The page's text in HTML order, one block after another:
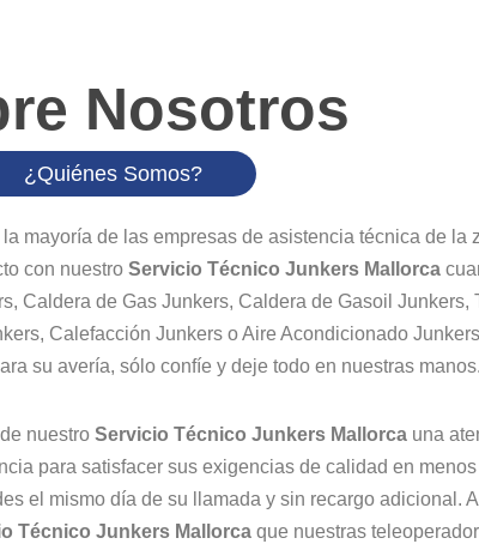
Nosotros
¿Quiénes Somos?
mayoría de las empresas de asistencia técnica de la
con nuestro Servicio Técnico Junkers Mallorca
Caldera de Gas Junkers, Caldera de Gasoil Junkers,
Calefacción Junkers o Aire Acondicionado
su avería, sólo confíe y deje todo en nuestras manos.
nuestro Servicio Técnico Junkers Mallorca una
para satisfacer sus exigencias de calidad en
el mismo día de su llamada y sin recargo adicional.
Técnico Junkers Mallorca que nuestras